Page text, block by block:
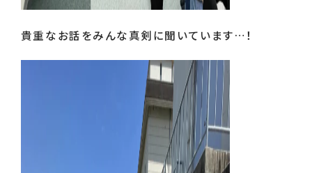
貴重なお話をみんな真剣に聞いています…！